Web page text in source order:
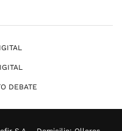
DEBATE